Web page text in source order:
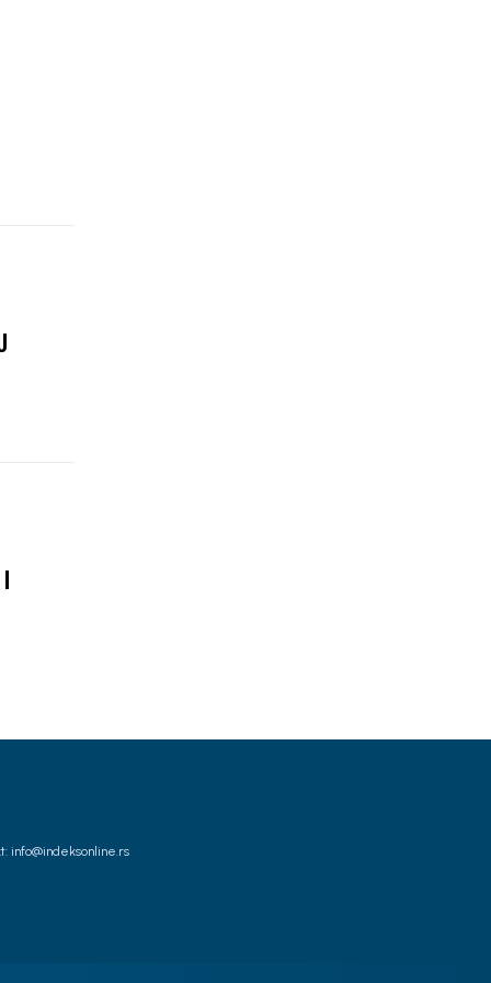
I
info@indeksonline.rs